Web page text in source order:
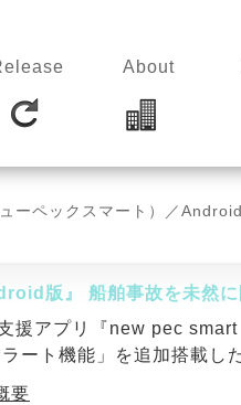
About
ーペックスマート）／
版』 船舶事故を未然に
援アプリ『new pec
ート機能」を追加搭載 し
要